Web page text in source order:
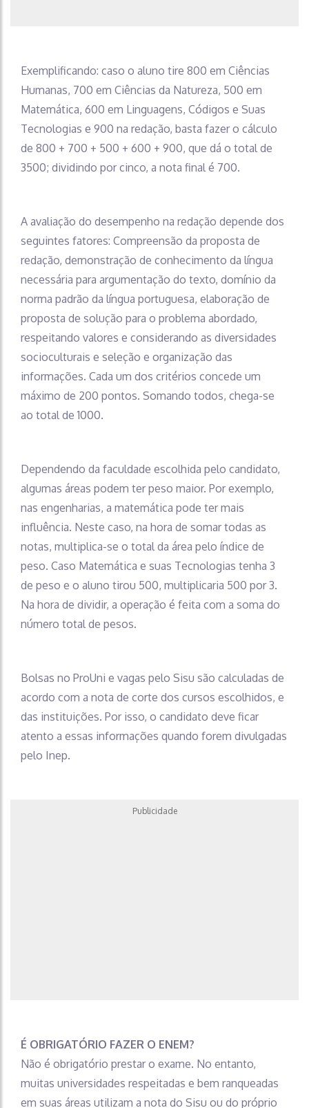
Exemplificando: caso o aluno tire 800 em Ciências
Humanas, 700 em Ciências da Natureza, 500 em
Matemática, 600 em Linguagens, Códigos e Suas
Tecnologias e 900 na redação, basta fazer o cálculo
de 800 + 700 + 500 + 600 + 900, que dá o total de
3500; dividindo por cinco, a nota final é 700.
A avaliação do desempenho na redação depende dos
seguintes fatores: Compreensão da proposta de
redação, demonstração de conhecimento da língua
necessária para argumentação do texto, domínio da
norma padrão da língua portuguesa, elaboração de
proposta de solução para o problema abordado,
respeitando valores e considerando as diversidades
socioculturais e seleção e organização das
informações. Cada um dos critérios concede um
máximo de 200 pontos. Somando todos, chega-se
ao total de 1000.
Dependendo da faculdade escolhida pelo candidato,
algumas áreas podem ter peso maior. Por exemplo,
nas engenharias, a matemática pode ter mais
influência. Neste caso, na hora de somar todas as
notas, multiplica-se o total da área pelo índice de
peso. Caso Matemática e suas Tecnologias tenha 3
de peso e o aluno tirou 500, multiplicaria 500 por 3.
Na hora de dividir, a operação é feita com a soma do
número total de pesos.
Bolsas no ProUni e vagas pelo Sisu são calculadas de
acordo com a nota de corte dos cursos escolhidos, e
das instituições. Por isso, o candidato deve ficar
atento a essas informações quando forem divulgadas
pelo Inep.
Publicidade
É OBRIGATÓRIO FAZER O ENEM?
Não é obrigatório prestar o exame. No entanto,
muitas universidades respeitadas e bem ranqueadas
em suas áreas utilizam a nota do Sisu ou do próprio